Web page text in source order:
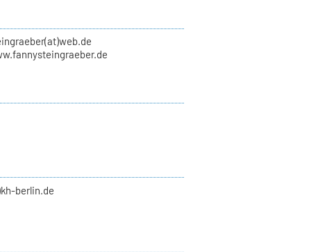
berlin.de